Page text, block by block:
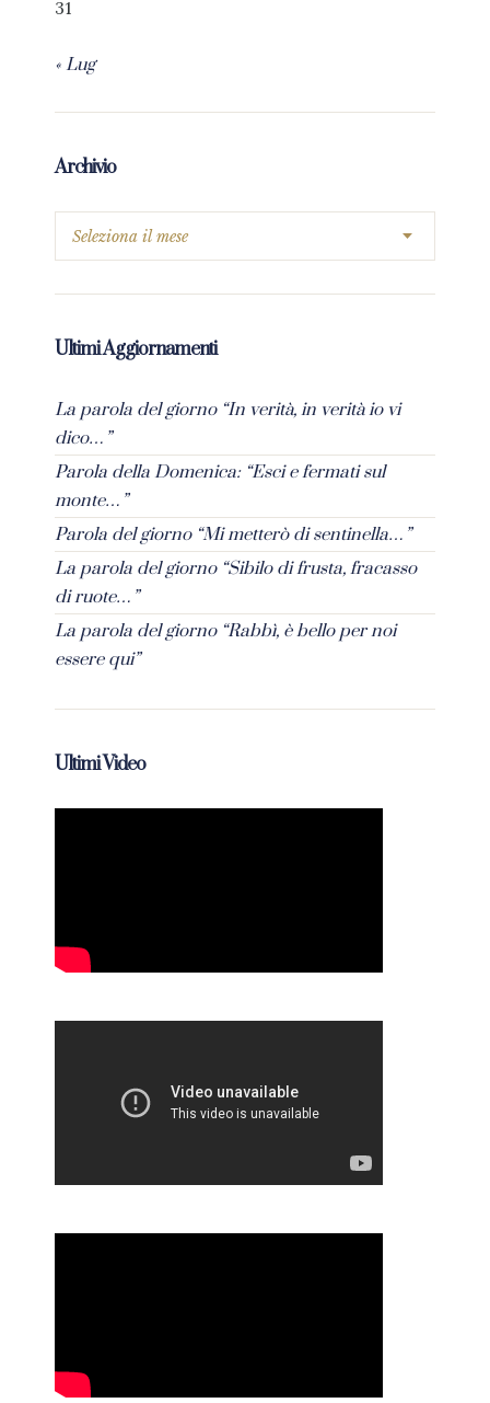
31
« Lug
Archivio
Ultimi Aggiornamenti
La parola del giorno “In verità, in verità io vi
dico…”
Parola della Domenica: “Esci e fermati sul
monte…”
Parola del giorno “Mi metterò di sentinella…”
La parola del giorno “Sibilo di frusta, fracasso
di ruote…”
La parola del giorno “Rabbì, è bello per noi
essere qui”
Ultimi Video